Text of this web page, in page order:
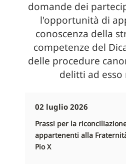
domande dei
l'opportunità di
conoscenza della
competenze del
delle procedure
delitti ad esso
02 luglio 2026
Prassi per la
appartenenti alla
Pio X